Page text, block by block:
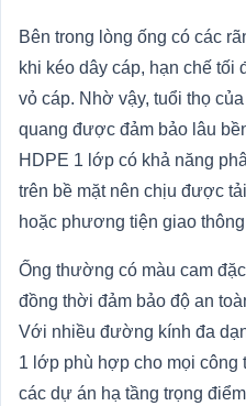
Bên trong lòng ống có các
khi kéo dây cáp, hạn chế
vỏ cáp. Nhờ vậy, tuổi thọ
quang được đảm bảo lâu
HDPE 1 lớp có khả năng
trên bề mặt nên chịu được
hoặc phương tiện giao
Ống thường có màu cam
đồng thời đảm bảo độ an
Với nhiều đường kính đa
1 lớp phù hợp cho mọi công
các dự án hạ tầng trọng